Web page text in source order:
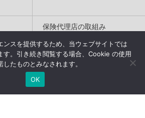
保険代理店の取組み
商取引法に基づく表記
2004-2026
Inc. All rights reserved.
ンスを提供するため、当ウェブサイトでは
す。引き続き閲覧する場合、Cookie の使用
したものとみなされます。
OK